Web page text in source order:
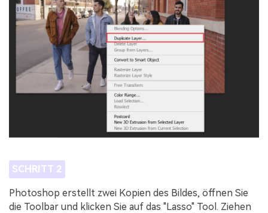
SCHRITT 2
Photoshop erstellt zwei Kopien des Bildes, öffnen Sie
die Toolbar und klicken Sie auf das "Lasso" Tool. Ziehen